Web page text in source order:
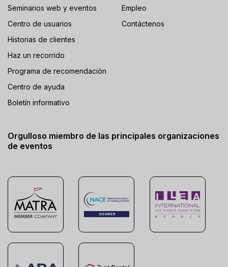
Seminarios web y eventos
Centro de usuarios
Historias de clientes
Haz un recorrido
Programa de recomendación
Centro de ayuda
Boletín informativo
Empleo
Contáctenos
Orgulloso miembro de las principales organizaciones
de eventos